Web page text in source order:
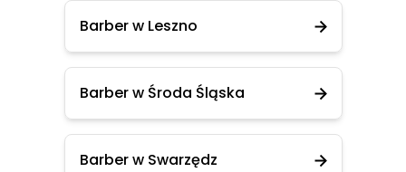
Barber w Leszno
Barber w Środa Śląska
Barber w Swarzędz